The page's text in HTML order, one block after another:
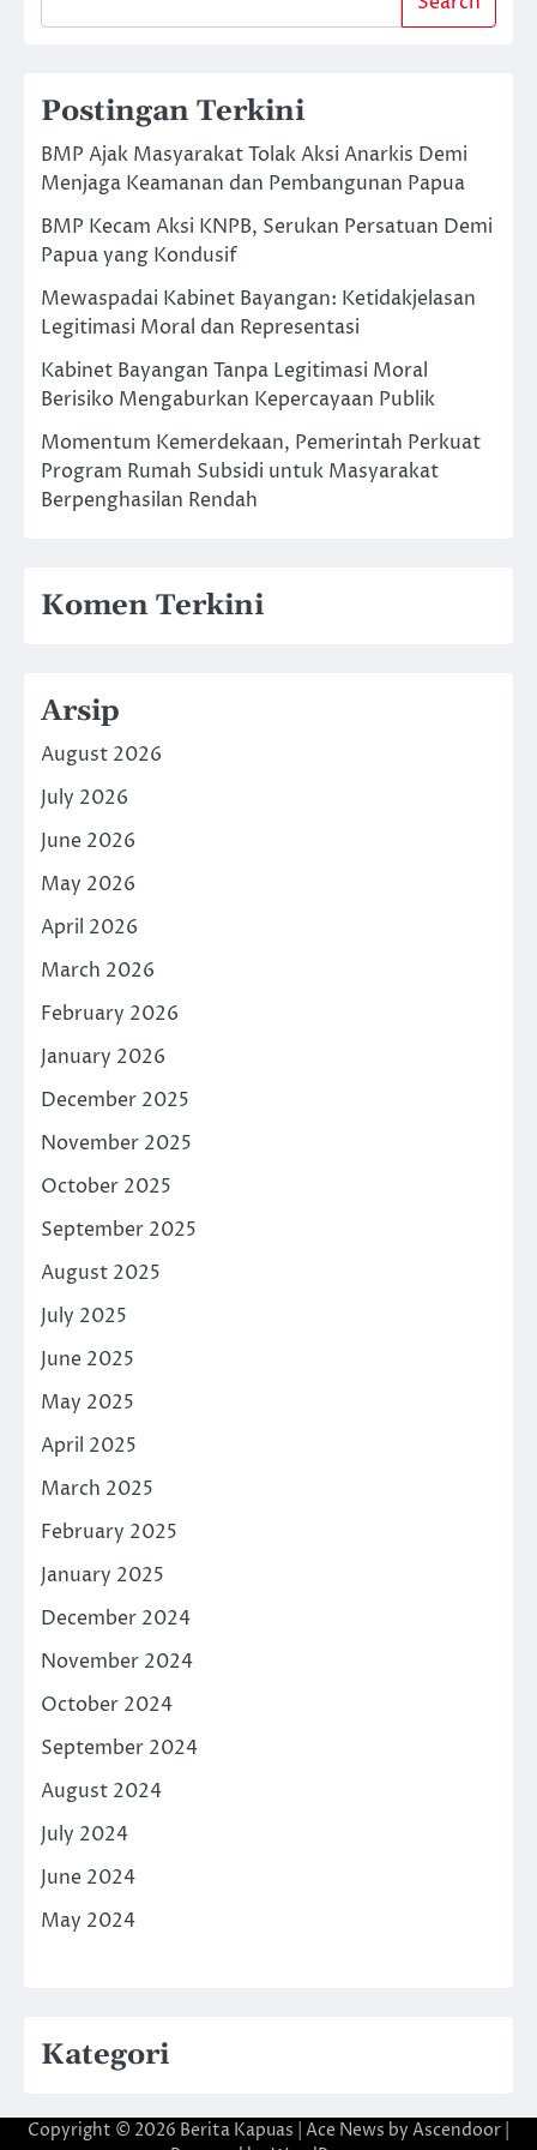
Postingan Terkini
BMP Ajak Masyarakat Tolak Aksi Anarkis Demi
Menjaga Keamanan dan Pembangunan Papua
BMP Kecam Aksi KNPB, Serukan Persatuan Demi
Papua yang Kondusif
Mewaspadai Kabinet Bayangan: Ketidakjelasan
Legitimasi Moral dan Representasi
Kabinet Bayangan Tanpa Legitimasi Moral
Berisiko Mengaburkan Kepercayaan Publik
Momentum Kemerdekaan, Pemerintah Perkuat
Program Rumah Subsidi untuk Masyarakat
Berpenghasilan Rendah
Komen Terkini
Arsip
August 2026
July 2026
June 2026
May 2026
April 2026
March 2026
February 2026
January 2026
December 2025
November 2025
October 2025
September 2025
August 2025
July 2025
June 2025
May 2025
April 2025
March 2025
February 2025
January 2025
December 2024
November 2024
October 2024
September 2024
August 2024
July 2024
June 2024
May 2024
Kategori
Copyright © 2026 Berita Kapuas | Ace News by Ascendoor